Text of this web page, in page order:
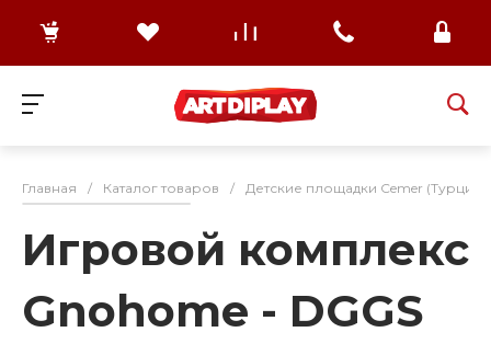
Главная / Каталог товаров / Детские площадки Cemer (Турция)
Игровой комплекс
Gnohome - DGGS